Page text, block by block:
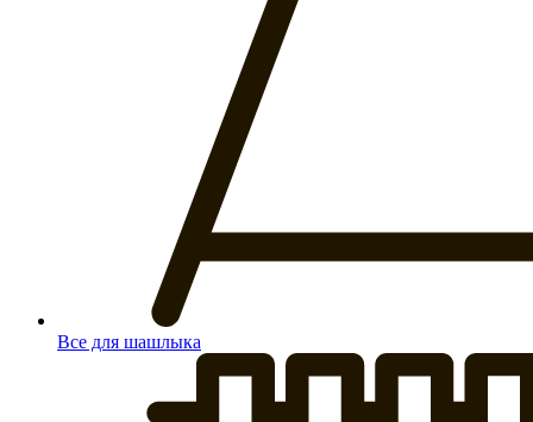
Все для шашлыка